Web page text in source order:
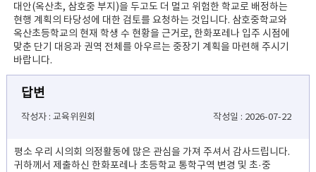
대안(옥산초, 삼호중 부지)을 두고도 더 멀고 위험한 학교로 배정하는
현행 계획의 타당성에 대한 검토를 요청하는 것입니다. 삼호중학교와
옥산초등학교의 현재 학생 수 현황을 근거로, 한화포레나 입주 시점에
맞춘 단기 대응과 권역 전체를 아우르는 중장기 계획을 마련해 주시기
바랍니다.
답변
작성자 : 교육위원회 작성일 : 2026-07-22
평소 우리 시의회 의정활동에 많은 관심을 가져 주셔서 감사드립니다.
귀하께서 제출하신 한화포레나 초등학교 통학구역 변경 및 초·중